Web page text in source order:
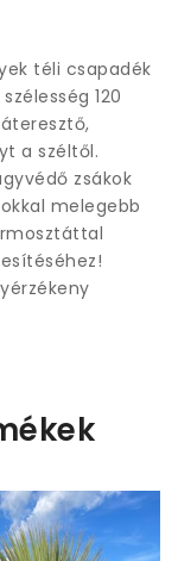
téli csapadék
120
a széltől.
zsákok
melegebb